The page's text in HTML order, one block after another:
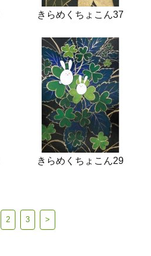
きらめくちょこん37
きらめくちょこん29
2 3 >